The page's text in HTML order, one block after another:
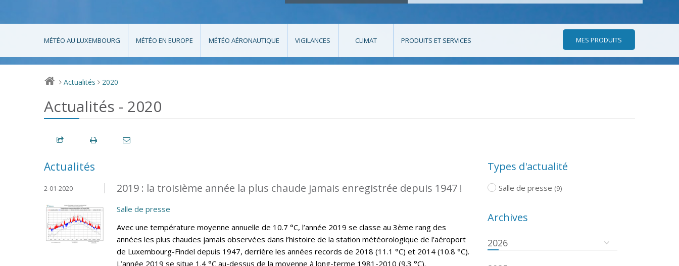
MÉTÉO AU LUXEMBOURG MÉTÉO EN EUROPE MÉTÉO AÉRONAUTIQUE VIGILANCES CLIMAT PRODUITS ET SERVICES MES PRODUITS
> Actualités > 2020
Actualités - 2020
Actualités
2019 : la troisième année la plus chaude jamais enregistrée depuis 1947 !
2-01-2020
Salle de presse
Avec une température moyenne annuelle de 10.7 °C, l’année 2019 se classe au 3ème rang des
années les plus chaudes jamais observées dans l’histoire de la station météorologique de l’aéroport
de Luxembourg-Findel depuis 1947, derrière les années records de 2018 (11.1 °C) et 2014 (10.8 °C).
L’année 2019 se situe 1.4 °C au-dessus de la moyenne à long-terme 1981-2010 (9.3 °C).
Types d'actualité
Salle de presse (9)
Archives
2026